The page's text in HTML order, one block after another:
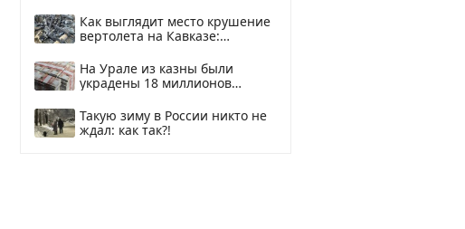
Как выглядит место крушение
вертолета на Кавказе:
На Урале из казны были
украдены 18 миллионов
Такую зиму в России никто не
ждал: как так?!